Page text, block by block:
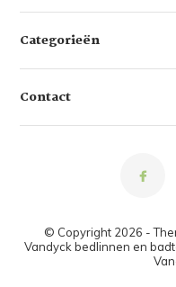
Categorieën
Contact
© Copyright 2026 -
Vandyck bedlinnen en